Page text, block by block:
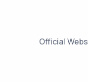
Official